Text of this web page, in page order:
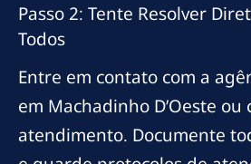
Passo 2: Tente Resolver
Todos
Entre em contato com a
em Machadinho D’Oeste
atendimento. Documente